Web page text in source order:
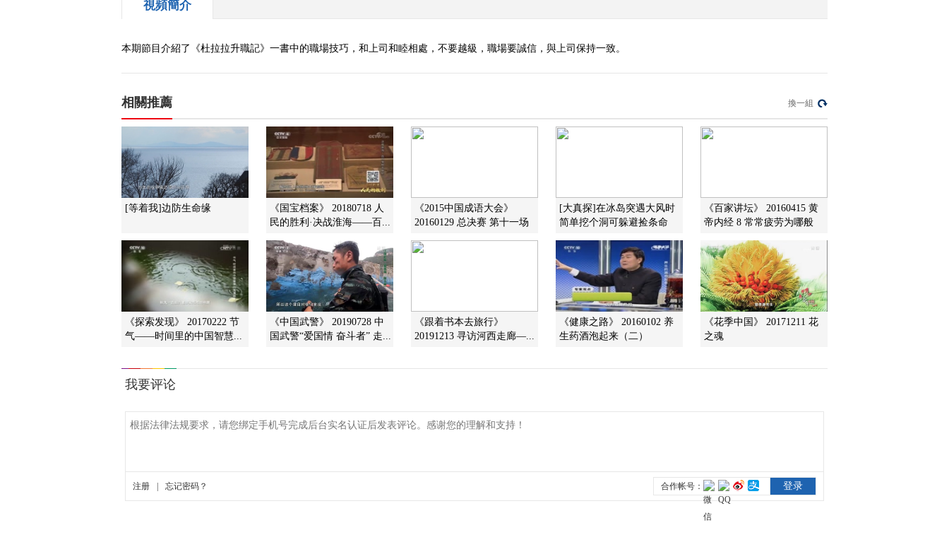
視頻簡介
本期節目介紹了《杜拉拉升職記》一書中的職場技巧，和上司和睦相處，不要越級，職場要誠信，與上司保持一致。
相關推薦 換一組
[等着我]边防生命缘
《国宝档案》 20180718 人
民的胜利·决战淮海——百...
《2015中国成语大会》
20160129 总决赛 第十一场
[大真探]在冰岛突遇大风时
简单挖个洞可躲避捡条命
《百家讲坛》 20160415 黄
帝内经 8 常常疲劳为哪般
《探索发现》 20170222 节
气——时间里的中国智慧...
《中国武警》 20190728 中
国武警“爱国情 奋斗者” 走...
《跟着书本去旅行》
20191213 寻访河西走廊—...
《健康之路》 20160102 养
生药酒泡起来（二）
《花季中国》 20171211 花
之魂